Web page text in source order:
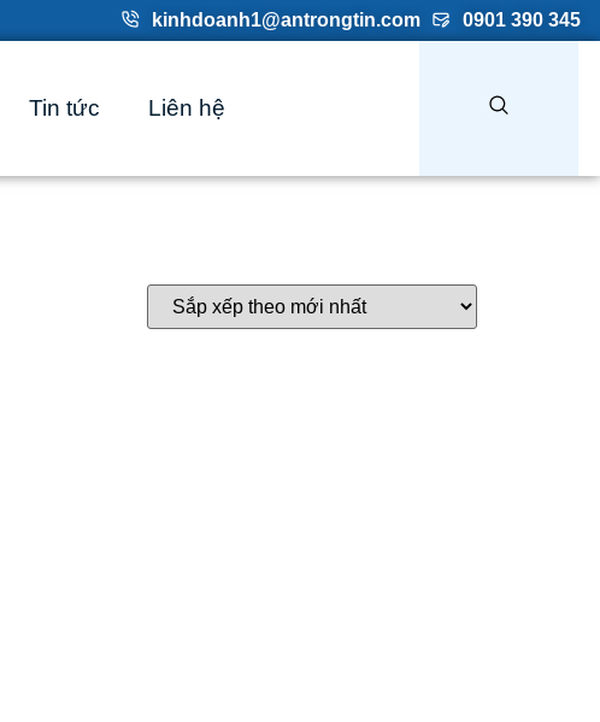
kinhdoanh1@antrongtin.com 0901 390 345
Tin tức Liên hệ